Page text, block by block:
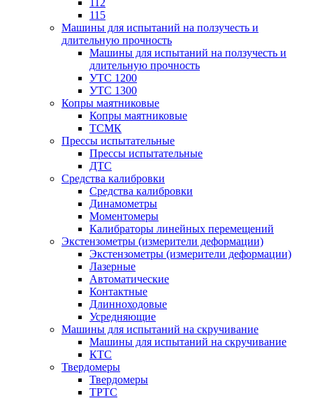
112
115
Машины для испытаний на ползучесть и
длительную прочность
Машины для испытаний на ползучесть и
длительную прочность
УТС 1200
УТС 1300
Копры маятниковые
Копры маятниковые
ТСМК
Прессы испытательные
Прессы испытательные
ДТС
Средства калибровки
Средства калибровки
Динамометры
Моментомеры
Калибраторы линейных перемещений
Экстензометры (измерители деформации)
Экстензометры (измерители деформации)
Лазерные
Автоматические
Контактные
Длинноходовые
Усредняющие
Машины для испытаний на скручивание
Машины для испытаний на скручивание
КТС
Твердомеры
Твердомеры
ТРТС